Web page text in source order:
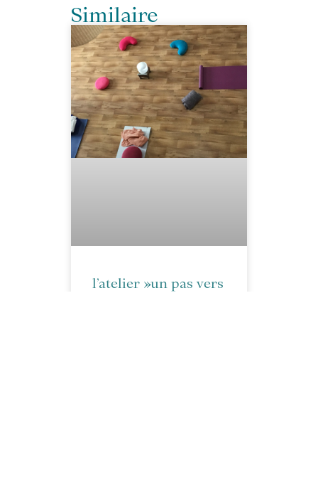
Similaire
l’atelier »un pas vers